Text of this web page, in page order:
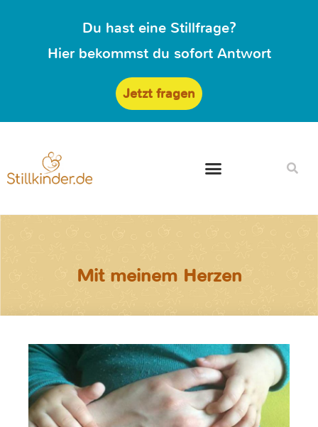
Du hast eine Stillfrage?
Hier bekommst du sofort Antwort
Jetzt fragen
Mit meinem Herzen